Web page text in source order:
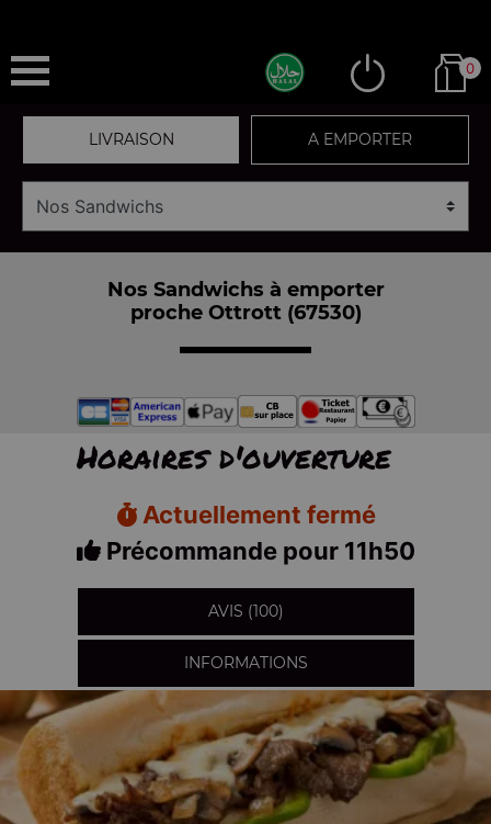
0
LIVRAISON A EMPORTER
Nos Sandwichs à emporter
proche Ottrott (67530)
Horaires d'ouverture
Actuellement fermé
Précommande pour 11h50
AVIS (100)
INFORMATIONS